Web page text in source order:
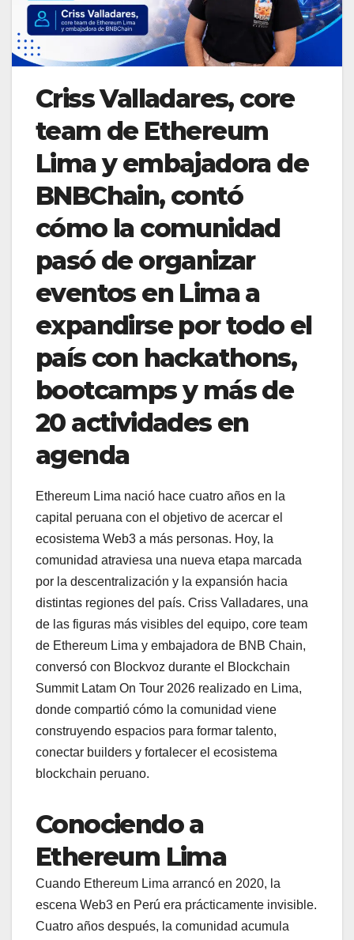
Criss Valladares, core
team de Ethereum
Lima y embajadora de
BNBChain, contó
cómo la comunidad
pasó de organizar
eventos en Lima a
expandirse por todo el
país con hackathons,
bootcamps y más de
20 actividades en
agenda
Ethereum Lima nació hace cuatro años en la
capital peruana con el objetivo de acercar el
ecosistema Web3 a más personas. Hoy, la
comunidad atraviesa una nueva etapa marcada
por la descentralización y la expansión hacia
distintas regiones del país. Criss Valladares, una
de las figuras más visibles del equipo, core team
de Ethereum Lima y embajadora de BNB Chain,
conversó con Blockvoz durante el Blockchain
Summit Latam On Tour 2026 realizado en Lima,
donde compartió cómo la comunidad viene
construyendo espacios para formar talento,
conectar builders y fortalecer el ecosistema
blockchain peruano.
Conociendo a
Ethereum Lima
Cuando Ethereum Lima arrancó en 2020, la
escena Web3 en Perú era prácticamente invisible.
Cuatro años después, la comunidad acumula